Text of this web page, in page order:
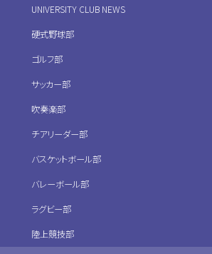
UNIVERSITY CLUB NEWS
硬式野球部
ゴルフ部
サッカー部
吹奏楽部
チアリーダー部
バスケットボール部
バレーボール部
ラグビー部
陸上競技部